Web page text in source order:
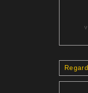
Regard